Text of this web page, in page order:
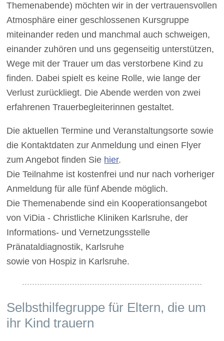
Themenabende) möchten wir in der vertrauensvollen
Atmosphäre einer geschlossenen Kursgruppe
miteinander reden und manchmal auch schweigen,
einander zuhören und uns gegenseitig unterstützen,
Wege mit der Trauer um das verstorbene Kind zu
finden. Dabei spielt es keine Rolle, wie lange der
Verlust zurückliegt. Die Abende werden von zwei
erfahrenen Trauerbegleiterinnen gestaltet.
Die aktuellen Termine und Veranstaltungsorte sowie
die Kontaktdaten zur Anmeldung und einen Flyer
zum Angebot finden Sie hier.
Die Teilnahme ist kostenfrei und nur nach vorheriger
Anmeldung für alle fünf Abende möglich.
Die Themenabende sind ein Kooperationsangebot
von ViDia - Christliche Kliniken Karlsruhe, der
Informations- und Vernetzungsstelle
Pränataldiagnostik, Karlsruhe
sowie von Hospiz in Karlsruhe.
Selbsthilfegruppe für Eltern, die um
ihr Kind trauern